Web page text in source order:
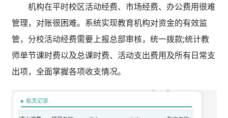
机构在平时校区活动经费、市场经费、办公费用很难
管理，对账很困难。系统实现教育机构对资金的有效监
管，分校活动经费需要上报总部审核，统一拨款;统计教
师单节课时费以及总课时费、活动支出费用及所有日常支
出项，全面掌握各项收支情况。